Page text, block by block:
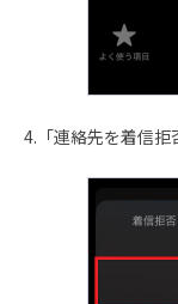
4.「連絡先を着信拒